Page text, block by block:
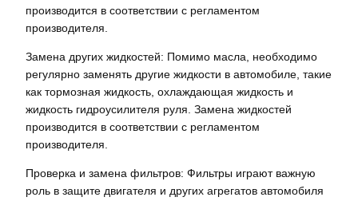
производится в соответствии с регламентом
производителя.
Замена других жидкостей: Помимо масла, необходимо
регулярно заменять другие жидкости в автомобиле, такие
как тормозная жидкость, охлаждающая жидкость и
жидкость гидроусилителя руля. Замена жидкостей
производится в соответствии с регламентом
производителя.
Проверка и замена фильтров: Фильтры играют важную
роль в защите двигателя и других агрегатов автомобиля